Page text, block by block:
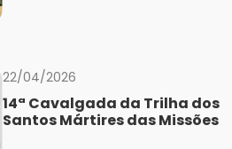
22/04/2026
14ª Cavalgada da Trilha dos
Santos Mártires das Missões